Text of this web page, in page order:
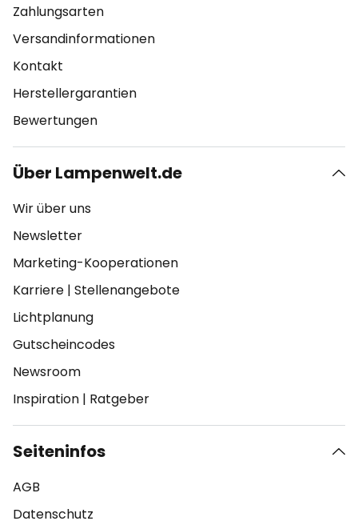
Zahlungsarten
Versandinformationen
Kontakt
Herstellergarantien
Bewertungen
Über Lampenwelt.de
Wir über uns
Newsletter
Marketing-Kooperationen
Karriere | Stellenangebote
Lichtplanung
Gutscheincodes
Newsroom
Inspiration | Ratgeber
Seiteninfos
AGB
Datenschutz